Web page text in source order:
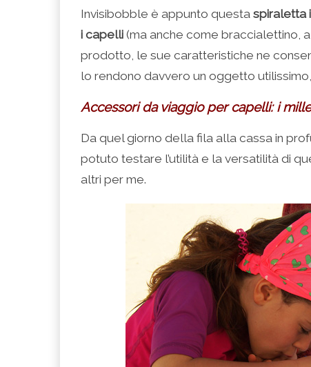
Invisibobble è appunto questa spiraletta
i capelli (ma anche come braccialettino,
prodotto, le sue caratteristiche ne
lo rendono davvero un oggetto
Accessori da viaggio per capelli: i
Da quel giorno della fila alla cassa in
potuto testare l’utilità e la versatilità di
altri per me.